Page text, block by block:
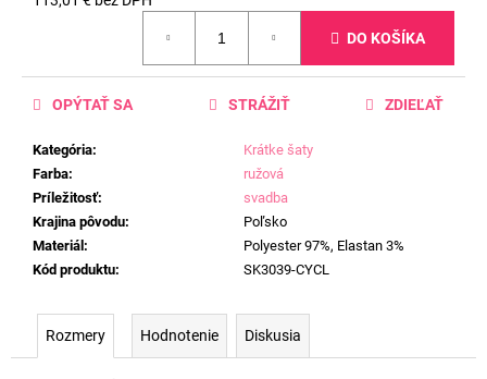
DO KOŠÍKA
Kategória:
Krátke šaty
Farba:
ružová
Príležitosť:
svadba
Krajina pôvodu:
Poľsko
Materiál :
Polyester 97%, Elastan 3%
Kód produktu: SK3039-CYCL
OPÝTAŤ SA STRÁŽIŤ ZDIEĽAŤ
Rozmery Hodnotenie Diskusia